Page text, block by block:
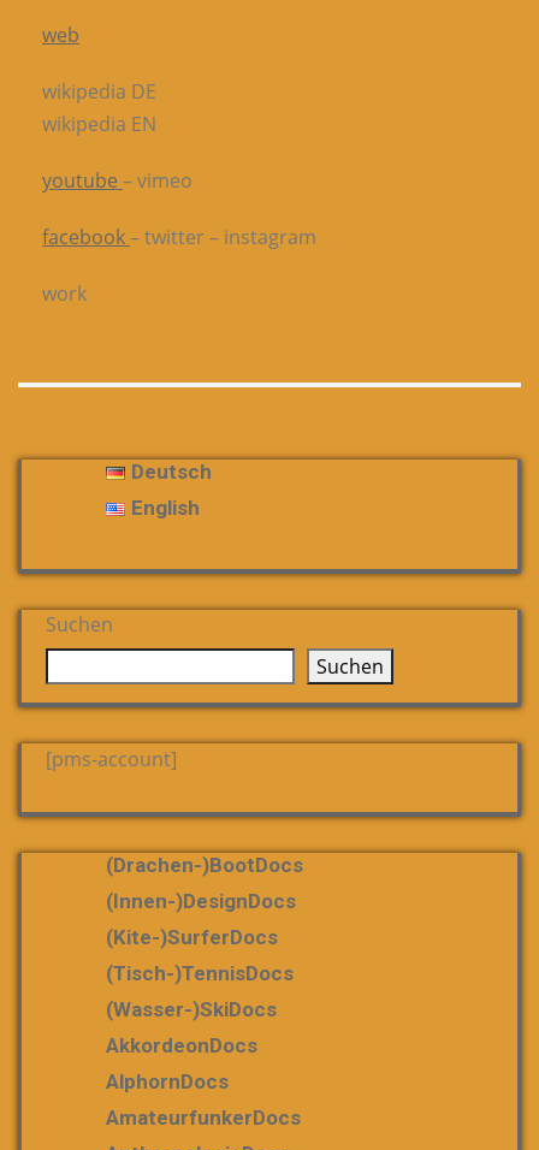
web
wikipedia DE
wikipedia EN
youtube – vimeo
facebook– twitter – instagram
work
Deutsch
English
Suchen
Suchen
[pms-account]
(Drachen-)bootDocs
(Innen-)DesignDocs
(Kite-)SurferDocs
(Tisch-)TennisDocs
(Wasser-)SkiDocs
AkkordeonDocs
AlphornDocs
AmateurfunkerDocs